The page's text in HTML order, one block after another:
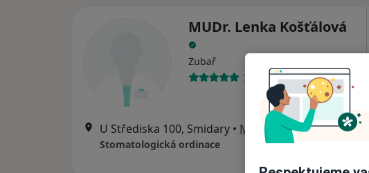
MUDr. Lenka Košťálová
Zubař
7 názorů
U Střediska 100, Smidary • Mapa
Stomatologická ordinace